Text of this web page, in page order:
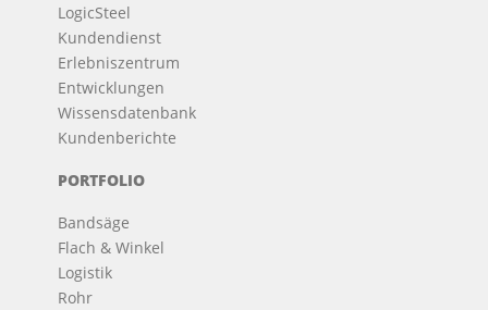
LogicSteel
Kundendienst
Erlebniszentrum
Entwicklungen
Wissensdatenbank
Kundenberichte
PORTFOLIO
Bandsäge
Flach & Winkel
Logistik
Rohr